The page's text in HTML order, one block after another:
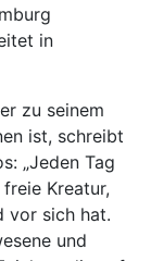
in
zu seinem
ist, schreibt
„Jeden Tag
Kreatur,
vor sich hat.
und